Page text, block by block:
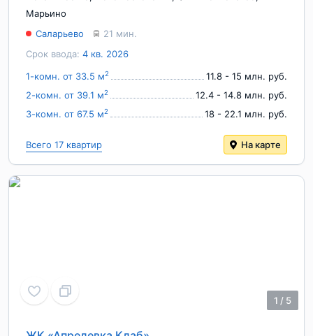
Марьино
Срок ввода: 4 кв. 2026
Саларьево 21 мин.
1-комн. от 33.5 м2
11.8 - 15 млн. руб.
2-комн. от 39.1 м2
12.4 - 14.8 млн. руб.
3-комн. от 67.5 м2 18 - 22.1 млн. руб.
Всего 17 квартир На карте
1 / 5